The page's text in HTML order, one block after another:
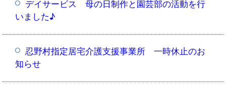
デイサービス 母の日制作と園芸部の活動を行
いました♪
忍野村指定居宅介護支援事業所 一時休止のお
知らせ